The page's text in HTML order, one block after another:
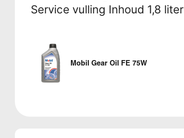
Service vulling Inhoud 1,8 liter
Mobil Gear Oil FE 75W